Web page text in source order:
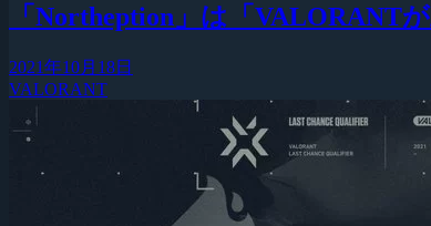
「Northeption」は「VALORANT
2021年10月18日
VALORANT